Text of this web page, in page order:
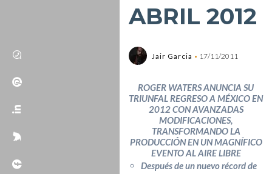
ABRIL 2012
Jair Garcia 17/11/2011
ROGER WATERS ANUNCIA SU
TRIUNFAL REGRESO A MÉXICO EN
2012 CON AVANZADAS
MODIFICACIONES,
TRANSFORMANDO LA
PRODUCCIÓN EN UN MAGNÍFICO
EVENTO AL AIRE LIBRE
Después de un nuevo récord de